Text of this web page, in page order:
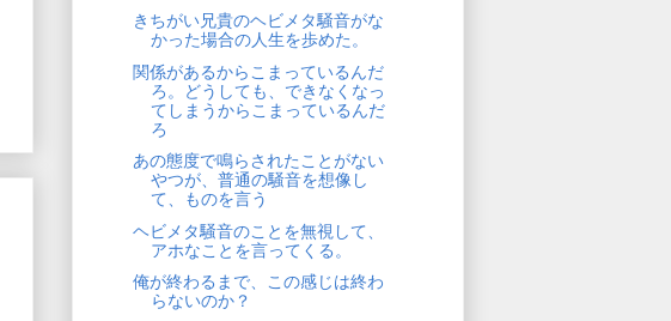
きちがい兄貴のヘビメタ騒音がな
かった場合の人生を歩めた。
関係があるからこまっているんだ
ろ。どうしても、できなくなっ
てしまうからこまっているんだ
ろ
あの態度で鳴らされたことがない
やつが、普通の騒音を想像し
て、ものを言う
ヘビメタ騒音のことを無視して、
アホなことを言ってくる。
俺が終わるまで、この感じは終わ
らないのか？